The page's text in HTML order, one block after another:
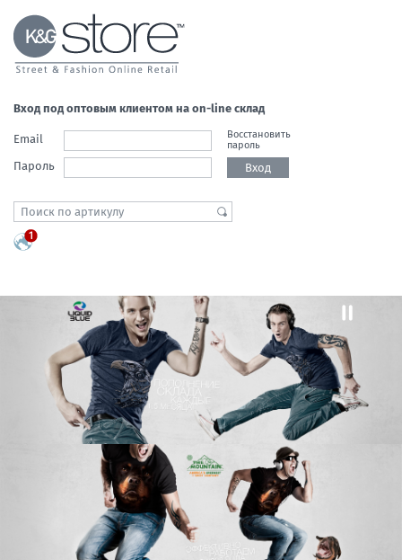
Вход под оптовым клиентом на on-line склад
Email
Пароль
Восстановить
пароль